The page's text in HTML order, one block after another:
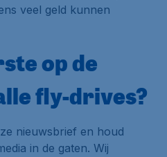
veel geld kunnen
op de
fly-drives?
nieuwsbrief en houd
in de gaten. Wij